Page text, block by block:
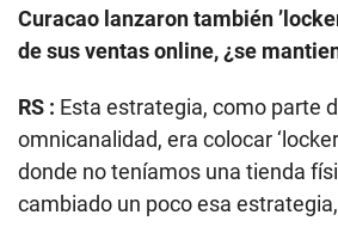
Curacao lanzaron también
de sus ventas online, ¿se
RS : Esta estrategia, como parte
omnicanalidad, era colocar
donde no teníamos una tienda
cambiado un poco esa